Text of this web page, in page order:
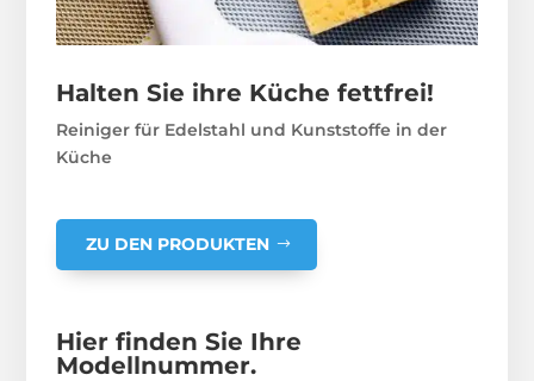
Halten Sie ihre Küche fettfrei!
Reiniger für Edelstahl und Kunststoffe in der
Küche
ZU DEN PRODUKTEN
Hier finden Sie Ihre
Modellnummer.